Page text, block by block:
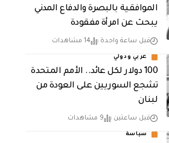
الموافقية بالبصرة والدفاع المدني
يبحث عن امرأة مفقودة
قبل ساعة واحدة 14 مشاهدات
عربي ودولي
100 دولار لكل عائد.. الأمم المتحدة
تشجع السوريين على العودة من
لبنان
قبل ساعتين 9 مشاهدات
سياسة